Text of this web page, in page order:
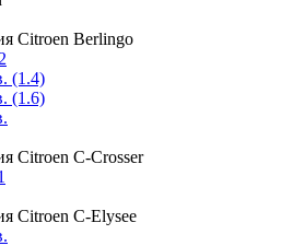
Citroen Berlingo
(1.4)
(1.6)
Citroen C-Crosser
Citroen C-Elysee